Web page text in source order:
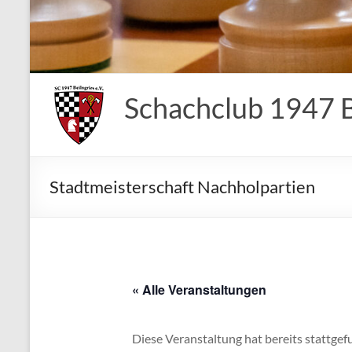
Schachclub 1947
Stadtmeisterschaft Nachholpartien
« Alle Veranstaltungen
Diese Veranstaltung hat bereits